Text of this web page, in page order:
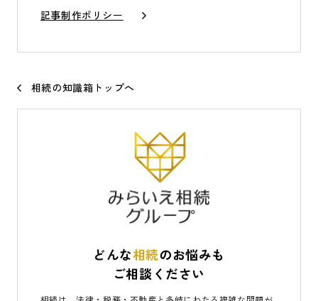
記事制作ポリシー
相続の知識箱トップへ
どんな相続のお悩みも
ご相談ください